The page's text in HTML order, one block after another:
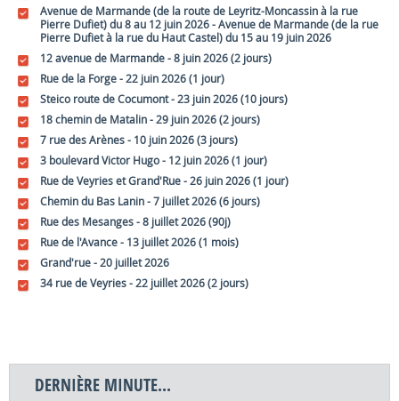
Avenue de Marmande (de la route de Leyritz-Moncassin à la rue
Pierre Dufiet) du 8 au 12 juin 2026 - Avenue de Marmande (de la rue
Pierre Dufiet à la rue du Haut Castel) du 15 au 19 juin 2026
12 avenue de Marmande - 8 juin 2026 (2 jours)
Rue de la Forge - 22 juin 2026 (1 jour)
Steico route de Cocumont - 23 juin 2026 (10 jours)
18 chemin de Matalin - 29 juin 2026 (2 jours)
7 rue des Arènes - 10 juin 2026 (3 jours)
3 boulevard Victor Hugo - 12 juin 2026 (1 jour)
Rue de Veyries et Grand'Rue - 26 juin 2026 (1 jour)
Chemin du Bas Lanin - 7 juillet 2026 (6 jours)
Rue des Mesanges - 8 juillet 2026 (90j)
Rue de l'Avance - 13 juillet 2026 (1 mois)
Grand'rue - 20 juillet 2026
34 rue de Veyries - 22 juillet 2026 (2 jours)
DERNIÈRE MINUTE...